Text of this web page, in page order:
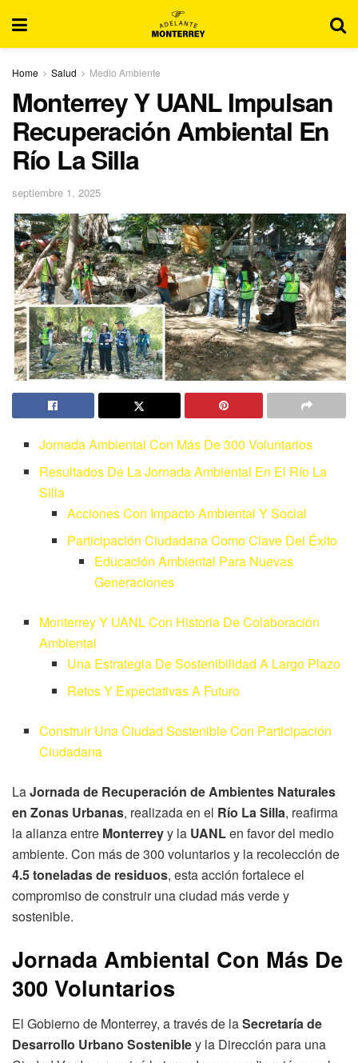
Home Salud Medio Ambiente
Monterrey Y UANL Impulsan
Recuperación Ambiental En
Río La Silla
septiembre 1, 2025
Jornada Ambiental Con Más De 300 Voluntarios
Resultados De La Jornada Ambiental En El Río La
Silla
Acciones Con Impacto Ambiental Y Social
Participación Ciudadana Como Clave Del Éxito
Educación Ambiental Para Nuevas
Generaciones
Monterrey Y UANL Con Historia De Colaboración
Ambiental
Una Estrategia De Sostenibilidad A Largo Plazo
Retos Y Expectativas A Futuro
Construir Una Ciudad Sostenible Con Participación
Ciudadana
LaJornada de Recuperación de Ambientes Naturales
en Zonas Urbanas, realizada en el Río La Silla, reafirma
la alianza entre Monterreyy la UANLen favor del medio
ambiente. Con más de 300 voluntarios y la recolección de
4.5 toneladas de residuos, esta acción fortalece el
compromiso de construir una ciudad más verde y
sostenible.
Jornada Ambiental Con Más De
300 Voluntarios
El Gobierno de Monterrey, a través de laSecretaría de
Desarrollo Urbano Sostenibley la Dirección para una